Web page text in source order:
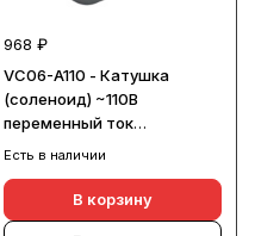
968 ₽
VC06-A110 - Катушка
(соленоид) ~110В
переменный ток
(d23xD45xH50)
Есть в наличии
В корзину